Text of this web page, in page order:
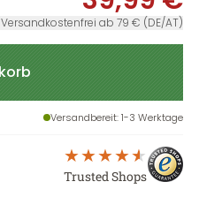
Versandkostenfrei ab 79 € (DE/AT)
Versandbereit: 1-3 Werktage
Trusted Shops